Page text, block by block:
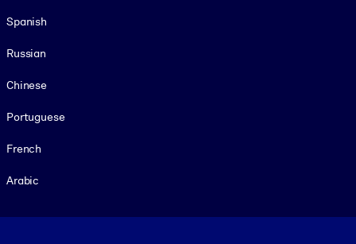
Spanish
Russian
Chinese
Portuguese
French
Arabic